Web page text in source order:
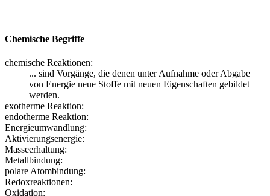
Chemische Begriffe
chemische Reaktionen:
... sind Vorgänge, die denen unter Aufnahme oder Abgabe
von Energie neue Stoffe mit neuen Eigenschaften gebildet
werden.
exotherme Reaktion:
endotherme Reaktion:
Energieumwandlung:
Aktivierungsenergie:
Masseerhaltung:
Metallbindung:
polare Atombindung:
Redoxreaktionen:
Oxidation: